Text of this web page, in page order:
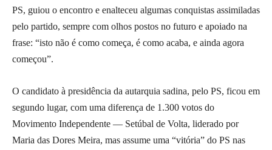
PS, guiou o encontro e enalteceu algumas conquistas assimiladas
pelo partido, sempre com olhos postos no futuro e apoiado na
frase: “isto não é como começa, é como acaba, e ainda agora
começou”.
O candidato à presidência da autarquia sadina, pelo PS, ficou em
segundo lugar, com uma diferença de 1.300 votos do
Movimento Independente — Setúbal de Volta, liderado por
Maria das Dores Meira, mas assume uma “vitória” do PS nas